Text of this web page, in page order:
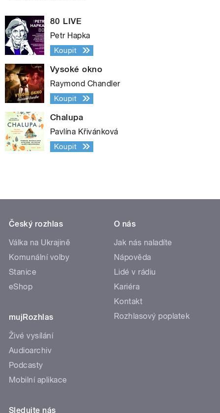
80 LIVE
Petr Hapka
Koupit
Vysoké okno
Raymond Chandler
Koupit
Chalupa
Pavlína Křivánková
Koupit
Český rozhlas
Válka na Ukrajině
Komunální volby
Stanice
eShop
mujRozhlas
Živé vysílání
Audioarchiv
Podcasty
Mobilní aplikace
O nás
Jak nás naladíte
Nápověda
Lidé v rádiu
Kariéra
Kontakt
Rozhlasový poplatek
Sledujte nás